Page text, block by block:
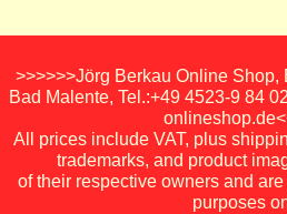
>>>>>>Jörg Berkau Online
Bad Malente, Tel.:+49 4523-9 84
All prices include VAT, plus
trademarks, and product
of their respective owners and
purposes